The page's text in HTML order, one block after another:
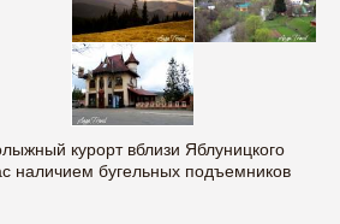
курорт вблизи Яблуницкого
наличием бугельных подъемников